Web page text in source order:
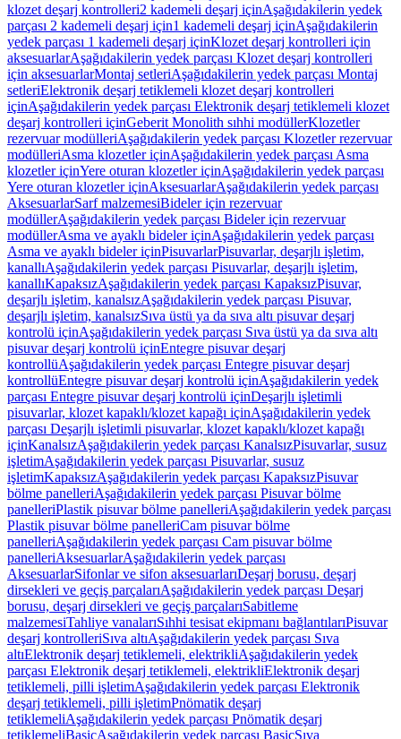
klozet deşarj kontrolleri2 kademeli deşarj içinAşağıdakilerin yedek
parçası 2 kademeli deşarj için1 kademeli deşarj içinAşağıdakilerin
yedek parçası 1 kademeli deşarj içinKlozet deşarj kontrolleri için
aksesuarlarAşağıdakilerin yedek parçası Klozet deşarj kontrolleri
için aksesuarlarMontaj setleriAşağıdakilerin yedek parçası Montaj
setleriElektronik deşarj tetiklemeli klozet deşarj kontrolleri
içinAşağıdakilerin yedek parçası Elektronik deşarj tetiklemeli klozet
deşarj kontrolleri içinGeberit Monolith sıhhi modüllerKlozetler
rezervuar modülleriAşağıdakilerin yedek parçası Klozetler rezervuar
modülleriAsma klozetler içinAşağıdakilerin yedek parçası Asma
klozetler içinYere oturan klozetler içinAşağıdakilerin yedek parçası
Yere oturan klozetler içinAksesuarlarAşağıdakilerin yedek parçası
AksesuarlarSarf malzemesiBideler için rezervuar
modüllerAşağıdakilerin yedek parçası Bideler için rezervuar
modüllerAsma ve ayaklı bideler içinAşağıdakilerin yedek parçası
Asma ve ayaklı bideler içinPisuvarlarPisuvarlar, deşarjlı işletim,
kanallıAşağıdakilerin yedek parçası Pisuvarlar, deşarjlı işletim,
kanallıKapaksızAşağıdakilerin yedek parçası KapaksızPisuvar,
deşarjlı işletim, kanalsızAşağıdakilerin yedek parçası Pisuvar,
deşarjlı işletim, kanalsızSıva üstü ya da sıva altı pisuvar deşarj
kontrolü içinAşağıdakilerin yedek parçası Sıva üstü ya da sıva altı
pisuvar deşarj kontrolü içinEntegre pisuvar deşarj
kontrollüAşağıdakilerin yedek parçası Entegre pisuvar deşarj
kontrollüEntegre pisuvar deşarj kontrolü içinAşağıdakilerin yedek
parçası Entegre pisuvar deşarj kontrolü içinDeşarjlı işletimli
pisuvarlar, klozet kapaklı/klozet kapağı içinAşağıdakilerin yedek
parçası Deşarjlı işletimli pisuvarlar, klozet kapaklı/klozet kapağı
içinKanalsızAşağıdakilerin yedek parçası KanalsızPisuvarlar, susuz
işletimAşağıdakilerin yedek parçası Pisuvarlar, susuz
işletimKapaksızAşağıdakilerin yedek parçası KapaksızPisuvar
bölme panelleriAşağıdakilerin yedek parçası Pisuvar bölme
panelleriPlastik pisuvar bölme panelleriAşağıdakilerin yedek parçası
Plastik pisuvar bölme panelleriCam pisuvar bölme
panelleriAşağıdakilerin yedek parçası Cam pisuvar bölme
panelleriAksesuarlarAşağıdakilerin yedek parçası
AksesuarlarSifonlar ve sifon aksesuarlarıDeşarj borusu, deşarj
dirsekleri ve geçiş parçalarıAşağıdakilerin yedek parçası Deşarj
borusu, deşarj dirsekleri ve geçiş parçalarıSabitleme
malzemesiTahliye vanalarıSıhhi tesisat ekipmanı bağlantılarıPisuvar
deşarj kontrolleriSıva altıAşağıdakilerin yedek parçası Sıva
altıElektronik deşarj tetiklemeli, elektrikliAşağıdakilerin yedek
parçası Elektronik deşarj tetiklemeli, elektrikliElektronik deşarj
tetiklemeli, pilli işletimAşağıdakilerin yedek parçası Elektronik
deşarj tetiklemeli, pilli işletimPnömatik deşarj
tetiklemeliAşağıdakilerin yedek parçası Pnömatik deşarj
tetiklemeliBasicAşağıdakilerin yedek parçası BasicSıva